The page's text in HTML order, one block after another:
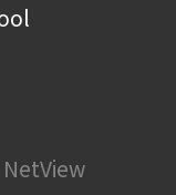
NetView